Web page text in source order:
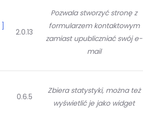
2.0.13
Pozwala stworzyć stronę z
formularzem kontaktowym
zamiast upubliczniać swój e-
mail
0.6.5
Zbiera statystyki, można też
wyświetlić je jako widget